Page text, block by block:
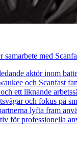
med
aktör inom
och Scanfast
ett liknande
och fokus på
lyfta fram
för professionella